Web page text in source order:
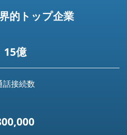
的トップ企業
15億
話接続数